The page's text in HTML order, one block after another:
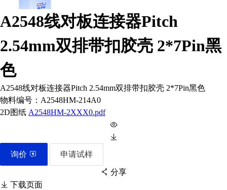
A2548线对板连接器Pitch
2.54mm双排带扣胶壳 2*7Pin黑
色
A2548线对板连接器Pitch 2.54mm双排带扣胶壳 2*7Pin黑色
物料编号： A2548HM-214A0
2D图纸 A2548HM-2XXX0.pdf
询价 申请试样
分享
下载页面